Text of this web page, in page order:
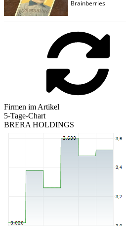
Firmen im Artikel
5-Tage-Chart
BRERA HOLDINGS